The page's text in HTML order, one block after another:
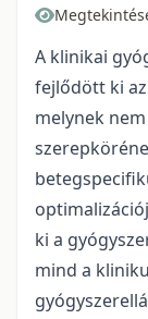
A klinikai
fejlődött ki
melynek
ki a
mind a